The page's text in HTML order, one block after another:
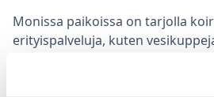
Monissa paikoissa on tarjolla
erityispalveluja, kuten
jopa erityisiä “koirapaikkoja”,